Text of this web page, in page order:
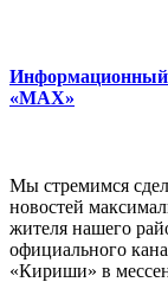
Информационный
«MAX»
Мы стремимся
новостей
жителя нашего
официального
«Кириши» в